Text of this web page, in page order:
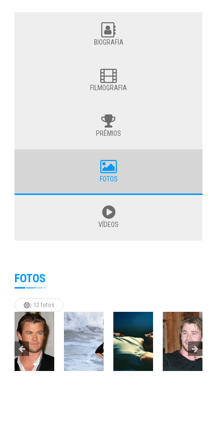
BIOGRAFIA
FILMOGRAFIA
PRÊMIOS
FOTOS
VÍDEOS
FOTOS
12 fotos